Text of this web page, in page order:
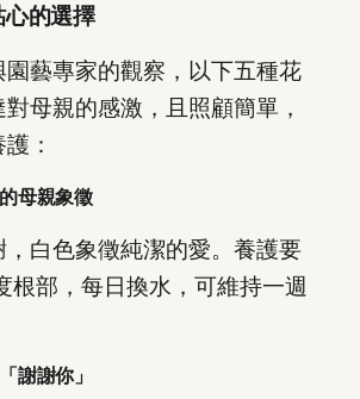
的選擇
藝專家的觀察，以下五種花
母親的感激，且照顧簡單，
：
母親象徵
白色象徵純潔的愛。養護要
根部，每日換水，可維持一週
謝謝你」